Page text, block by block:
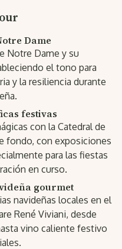
Dame
Notre Dame y su
el tono para
y la resiliencia durante
festivas
con la Catedral de
fondo, con exposiciones
para las fiestas
en curso.
gourmet
navideñas locales en el
René Viviani, desde
vino caliente festivo